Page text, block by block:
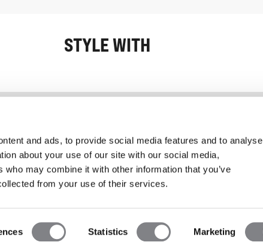
and ads, to provide social media features and to analyse
about your use of our site with our social media,
may combine it with other information that you’ve
from your use of their services.
Statistics Marketing
STYLE WITH